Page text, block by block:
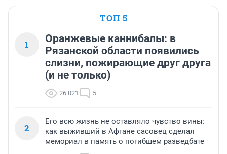
ТОП 5
1
Оранжевые каннибалы: в
Рязанской области появились
слизни, пожирающие друг друга
(и не только)
26 021 5
2
Его всю жизнь не оставляло чувство вины:
как выживший в Афгане сасовец сделал
мемориал в память о погибшем разведбате